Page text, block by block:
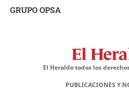
GRUPO OPSA
El Heraldo todos los
PUBLICACIONES Y